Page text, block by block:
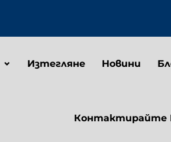
Изтегляне Новини
Контактирайте